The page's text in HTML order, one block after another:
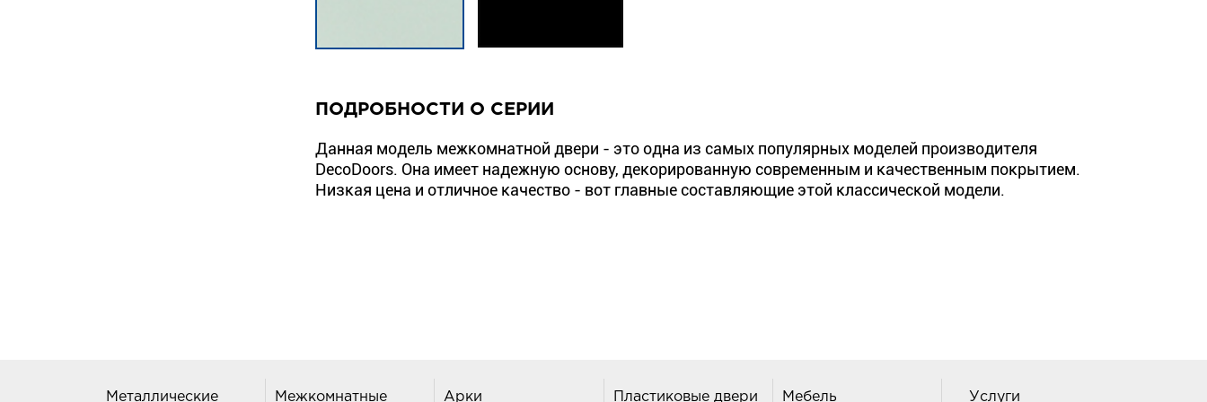
ПОДРОБНОСТИ О СЕРИИ
Данная модель межкомнатной двери - это одна из самых популярных моделей производителя
DecoDoors. Она имеет надежную основу, декорированную современным и качественным покрытием.
Низкая цена и отличное качество - вот главные составляющие этой классической модели.
Металлические Межкомнатные Арки Пластиковые двери Мебель Услуги